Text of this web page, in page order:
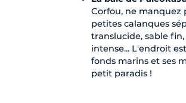
Corfou, ne manquez
petites calanques
translucide, sable
intense... L'endroit
fonds marins et ses
petit paradis !